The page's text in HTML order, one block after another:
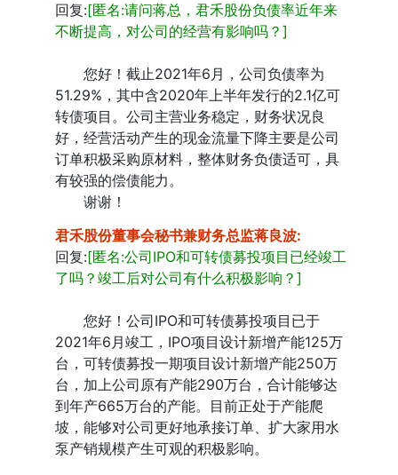
回复:[匿名:请问蒋总，君禾股份负债率近年来
不断提高，对公司的经营有影响吗？]
您好！截止2021年6月，公司负债率为
51.29%，其中含2020年上半年发行的2.1亿可
转债项目。公司主营业务稳定，财务状况良
好，经营活动产生的现金流量下降主要是公司
订单积极采购原材料，整体财务负债适可，具
有较强的偿债能力。
谢谢！
君禾股份董事会秘书兼财务总监蒋良波:
回复:[匿名:公司IPO和可转债募投项目已经竣工
了吗？竣工后对公司有什么积极影响？]
您好！公司IPO和可转债募投项目已于
2021年6月竣工，IPO项目设计新增产能125万
台，可转债募投一期项目设计新增产能250万
台，加上公司原有产能290万台，合计能够达
到年产665万台的产能。目前正处于产能爬
坡，能够对公司更好地承接订单、扩大家用水
泵产销规模产生可观的积极影响。